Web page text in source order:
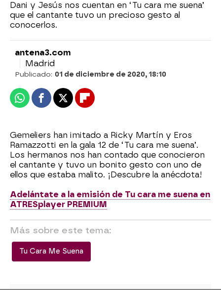
Dani y Jesús nos cuentan en ‘Tu cara me suena’
que el cantante tuvo un precioso gesto al
conocerlos.
antena3.com
Madrid
Publicado: 01 de diciembre de 2020, 18:10
WhatsappFacebook
X Flipboard
Gemeliers han imitado a Ricky Martín y Eros
Ramazzotti en la gala 12 de ‘Tu cara me suena’.
Los hermanos nos han contado que conocieron
el cantante y tuvo un bonito gesto con uno de
ellos que estaba malito. ¡Descubre la anécdota!
Adelántate a la emisión de Tu cara me suena en
ATRESplayer PREMIUM
Más sobre este tema:
Tu Cara Me Suena